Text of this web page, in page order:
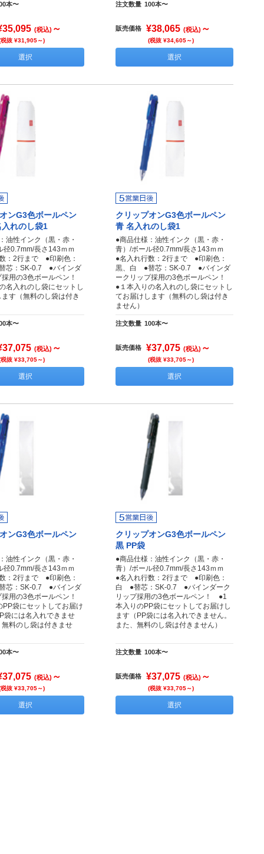
本〜
(税込) ～
抜 ¥31,905～)
選択
注文数量 100本〜
販売価格 ¥38,065 (税込) ～
(税抜 ¥34,605～)
選択
ンG3色ボールペン
れのし袋1
油性インク（黒・赤・
径0.7mm/長さ143ｍｍ
：2行まで ●印刷色：
芯：SK-0.7 ●バインダ
採用の3色ボールペン！
名入れのし袋にセットし
す（無料のし袋は付き
本〜
(税込) ～
抜 ¥33,705～)
選択
クリップオンG3色ボールペン
青 名入れのし袋1
●商品仕様：油性インク（黒・赤・
青）/ボール径0.7mm/長さ143ｍｍ
●名入れ行数：2行まで ●印刷色：
黒、白 ●替芯：SK-0.7 ●バインダ
ークリップ採用の3色ボールペン！
●１本入りの名入れのし袋にセットし
てお届けします（無料のし袋は付き
ません）
注文数量 100本〜
販売価格 ¥37,075 (税込) ～
(税抜 ¥33,705～)
選択
ンG3色ボールペン
油性インク（黒・赤・
径0.7mm/長さ143ｍｍ
：2行まで ●印刷色：
芯：SK-0.7 ●バインダ
採用の3色ボールペン！
PP袋にセットしてお届け
袋には名入れできませ
料のし袋は付きませ
本〜
(税込) ～
抜 ¥33,705～)
選択
クリップオンG3色ボールペン
黒 PP袋
●商品仕様：油性インク（黒・赤・
青）/ボール径0.7mm/長さ143ｍｍ
●名入れ行数：2行まで ●印刷色：
白 ●替芯：SK-0.7 ●バインダーク
リップ採用の3色ボールペン！ ●1
本入りのPP袋にセットしてお届けし
ます（PP袋には名入れできません。
また、無料のし袋は付きません）
注文数量 100本〜
販売価格 ¥37,075 (税込) ～
(税抜 ¥33,705～)
選択